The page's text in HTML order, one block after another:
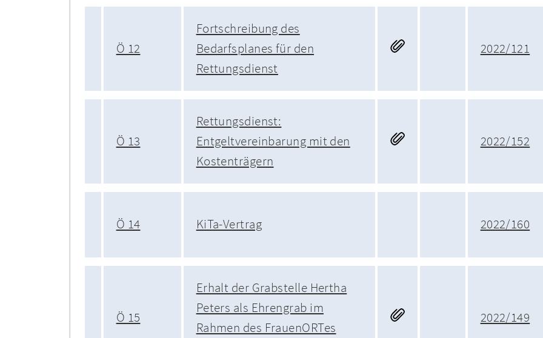
Ö 12
Fortschreibung des
Bedarfsplanes für den
Rettungsdienst
2022/121
Ö 13
Rettungsdienst:
Entgeltvereinbarung mit den
Kostenträgern
2022/152
Ö 14 KiTa-Vertrag 2022/160
Ö 15
Erhalt der Grabstelle Hertha
Peters als Ehrengrab im
Rahmen des FrauenORTes
2022/149